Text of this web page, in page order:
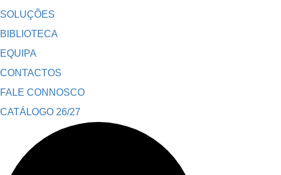
SOLUÇÕES
BIBLIOTECA
EQUIPA
CONTACTOS
FALE CONNOSCO
CATÁLOGO 26/27